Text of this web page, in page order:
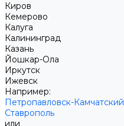
Киров
Кемерово
Калуга
Калининград
Казань
Йошкар-Ола
Иркутск
Ижевск
Например:
Петропавловск-Камчатский
Ставрополь
или